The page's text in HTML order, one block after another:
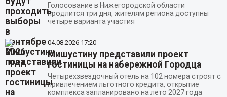
Голосование в Нижегородской области
продлится три дня, жителям региона доступны
четыре варианта участия
04.08.2026 17:20
Мишустину представили проект
гостиницы на набережной Городца
Четырехзвездочный отель на 102 номера строят с
привлечением льготного кредита, открытие
комплекса запланировано на лето 2027 года